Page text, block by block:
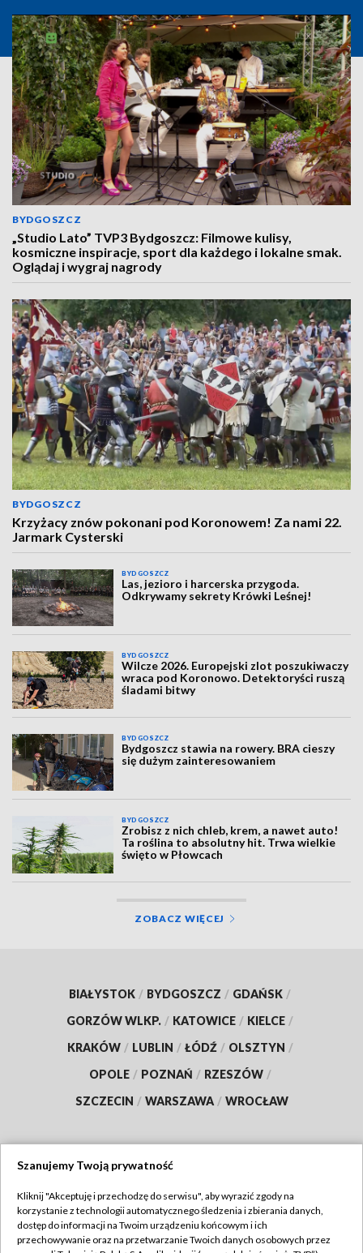
BYDGOSZCZ
„Studio Lato” TVP3 Bydgoszcz: Filmowe kulisy,
kosmiczne inspiracje, sport dla każdego i lokalne smak.
Oglądaj i wygraj nagrody
BYDGOSZCZ
Krzyżacy znów pokonani pod Koronowem! Za nami 22.
Jarmark Cysterski
BYDGOSZCZ
Las, jezioro i harcerska przygoda.
Odkrywamy sekrety Krówki Leśnej!
BYDGOSZCZ
Wilcze 2026. Europejski zlot poszukiwaczy
wraca pod Koronowo. Detektoryści ruszą
śladami bitwy
BYDGOSZCZ
Bydgoszcz stawia na rowery. BRA cieszy
się dużym zainteresowaniem
BYDGOSZCZ
Zrobisz z nich chleb, krem, a nawet auto!
Ta roślina to absolutny hit. Trwa wielkie
święto w Płowcach
ZOBACZ WIĘCEJ
BIAŁYSTOK / BYDGOSZCZ / GDAŃSK /
GORZÓW WLKP. / KATOWICE / KIELCE /
KRAKÓW / LUBLIN / ŁÓDŹ / OLSZTYN /
OPOLE / POZNAŃ / RZESZÓW /
SZCZECIN / WARSZAWA / WROCŁAW
TVP
Abonament TVP
Regulamin TVP
Szanujemy Twoją prywatność
Kliknij "Akceptuję i przechodzę do serwisu", aby wyrazić zgody na
korzystanie z technologii automatycznego śledzenia i zbierania danych,
dostęp do informacji na Twoim urządzeniu końcowym i ich
przechowywanie oraz na przetwarzanie Twoich danych osobowych przez